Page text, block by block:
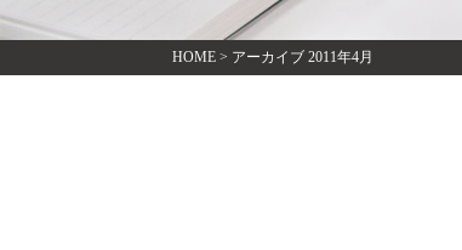
HOME > アーカイブ 2011年4月